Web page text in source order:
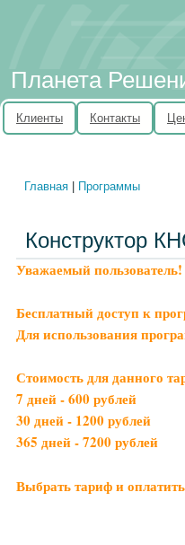
Планета
Клиенты Контакты
Вы здесь
Главная | Программы
Конструктор
Уважаемый пользователь!
Бесплатный доступ к
Для использования
Стоимость для данного
7 дней - 600 рублей
30 дней - 1200 рублей
365 дней - 7200 рублей
Выбрать тариф и